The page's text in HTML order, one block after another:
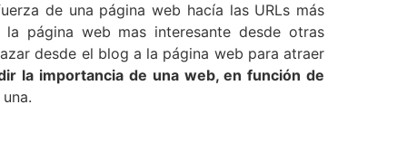
de una página web hacía las URLs más
página web mas interesante desde otras
desde el blog a la página web para atraer
la importancia de una web, en función de